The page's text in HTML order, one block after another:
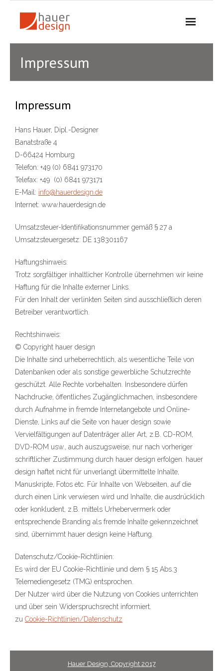
content
Impressum
Impressum
Hans Hauer, Dipl.-Designer
Banatstraße 4
D-66424 Homburg
Telefon: +49 (0) 6841 973170
Telefax: +49 (0) 6841 973171
E-Mail: info@hauerdesign.de
Internet: www.hauerdesign.de
Umsatzsteuer-Identifikationsnummer gemäß § 27 a
Umsatzsteuergesetz: DE 138301167
Haftungshinweis:
Trotz sorgfältiger inhaltlicher Kontrolle übernehmen wir keine
Haftung für die Inhalte externer Links.
Für den Inhalt der verlinkten Seiten sind ausschließlich deren
Betreiber verantwortlich.
Rechtshinweis:
© Copyright hauer design
Die Inhalte sind urheberrechtlich, als wesentliche Teile von
Datenbanken oder als sonstige gewerbliche Schutzrechte
geschützt. Alle Rechte vorbehalten. Insbesondere dürfen
Nachdrucke, öffentliches Zugänglichmachen, insbesondere
durch Aufnahme in fremde Internetangebote und Online-
Dienste, Links auf die Seite von hauer design sowie
Vervielfältigungen auf Datenträger aller Art, z.B. CD-ROM,
DVD-ROM usw., auch auszugsweise, nur nach vorheriger
schriftlicher Zustimmung durch hauer design erfolgen. hauer
design haftet nicht für unverlangt übermittelte Inhalte,
Manuskripte, Fotos etc. Für Inhalte von Webseiten, auf die
durch einen Link verwiesen wird und Inhalte, die ausdrücklich
oder konkludent, z.B. mittels Urhebervermerk oder
entsprechende Branding als fremde Inhalte gekennzeichnet
sind, übernimmt hauer design keine Haftung.
Datenschutz/Cookie-Richtlinien:
Es wird der EU Cookie-Richtlinie und dem § 15 Abs.3
Telemediengesetz (TMG) entsprochen.
Der Nutzer wird über die Nutzung von Cookies unterrichten
und über sein Widerspruchsrecht informiert.
zu Cookie-Richtlinien/Datenschutz
Hauer Design, Copyright 2017